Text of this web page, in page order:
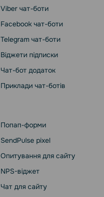
Viber чат-боти
Facebook чат-боти
Telegram чат-боти
Віджети підписки
Чат-бот додаток
Приклади чат-ботів
Попап-форми
SendPulse pixel
Опитування для сайту
NPS-віджет
Чат для сайту